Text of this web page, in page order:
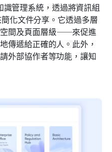
管理系統，透過將資訊組
化文件分享。它透過多層
間及頁面層級——來促進
傳遞給正確的人。此外，
外部協作者等功能，讓知